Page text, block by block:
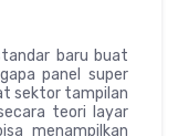
baru buat
panel super
sektor tampilan
teori layar
menampilkan